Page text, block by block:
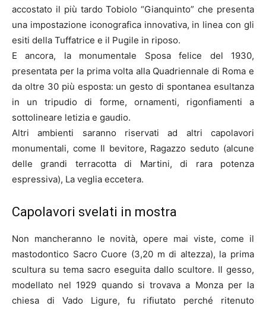
accostato il più tardo Tobiolo “Gianquinto” che presenta
una impostazione iconografica innovativa, in linea con gli
esiti della Tuffatrice e il Pugile in riposo.
E ancora, la monumentale Sposa felice del 1930,
presentata per la prima volta alla Quadriennale di Roma e
da oltre 30 più esposta: un gesto di spontanea esultanza
in un tripudio di forme, ornamenti, rigonfiamenti a
sottolineare letizia e gaudio.
Altri ambienti saranno riservati ad altri capolavori
monumentali, come Il bevitore, Ragazzo seduto (alcune
delle grandi terracotta di Martini, di rara potenza
espressiva), La veglia eccetera.
Capolavori svelati in mostra
Non mancheranno le novità, opere mai viste, come il
mastodontico Sacro Cuore (3,20 m di altezza), la prima
scultura su tema sacro eseguita dallo scultore. Il gesso,
modellato nel 1929 quando si trovava a Monza per la
chiesa di Vado Ligure, fu rifiutato perché ritenuto